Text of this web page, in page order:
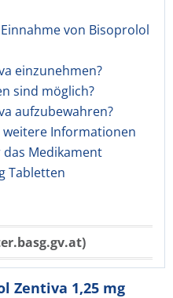
von Bisoprolol
einzunehmen?
sind möglich?
aufzubewahren?
weitere Informationen
Medikament
Tabletten
Zentiva 1,25 mg